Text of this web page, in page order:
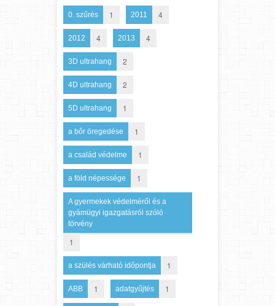
0. szűrés 1 2011 4
2012 4 2013 4
3D ultrahang 2
4D ultrahang 2
5D ultrahang 1
a bőr öregedése 1
a család védelme 1
a föld népessége 1
A gyermekek védelméről és a
gyámügyi igazgatásról szóló
törvény
1
a szülés várható időpontja 1
ABB 1 adatgyűjtés 1